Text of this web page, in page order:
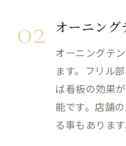
02 オーニング
オーニングテ
ます。フリル
ば看板の効果
能です。店舗
る事もあります